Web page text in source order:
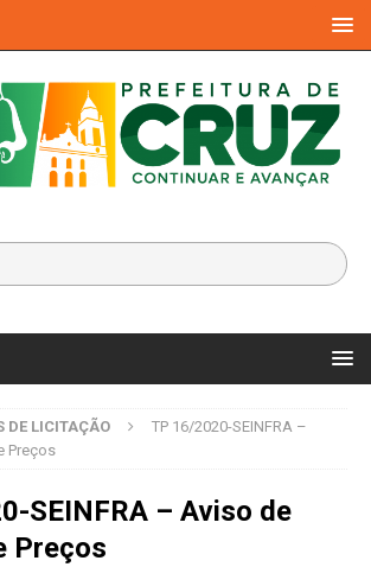
DE LICITAÇÃO
TP 16/2020-SEINFRA –
Preços
SEINFRA – Aviso de
Preços